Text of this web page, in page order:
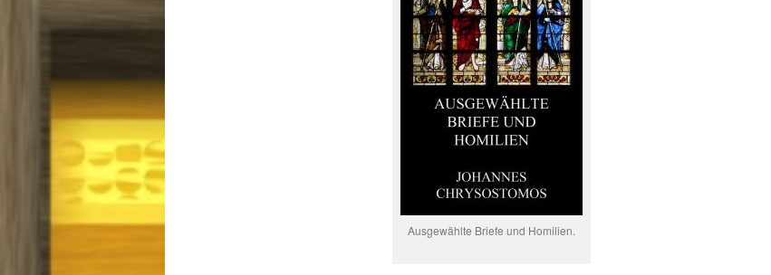
Ausgewählte Briefe und Homilien.